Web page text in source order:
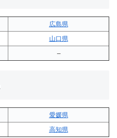
広島県
山口県
–
愛媛県
高知県